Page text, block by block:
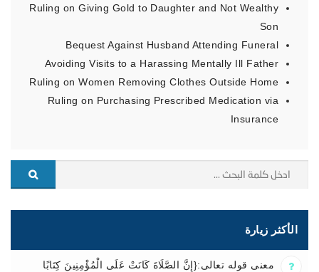
Ruling on Giving Gold to Daughter and Not Wealthy
Son
Bequest Against Husband Attending Funeral
Avoiding Visits to a Harassing Mentally Ill Father
Ruling on Women Removing Clothes Outside Home
Ruling on Purchasing Prescribed Medication via
Insurance
الأكثر زيارة
معنى قوله تعالى:{إِنَّ الصَّلَاةَ كَانَتْ عَلَى الْمُؤْمِنِينَ كِتَابًا